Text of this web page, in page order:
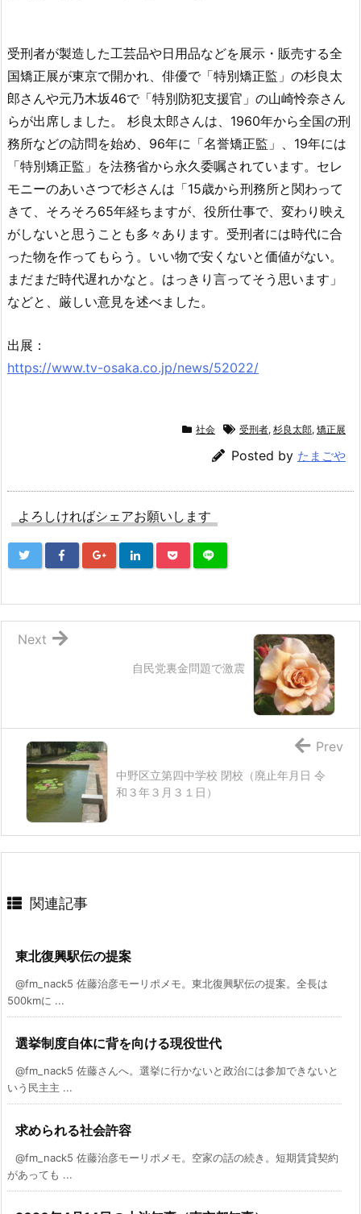
受刑者が製造した工芸品や日用品などを展示・販売する全
国矯正展が東京で開かれ、俳優で「特別矯正監」の杉良太
郎さんや元乃木坂46で「特別防犯支援官」の山崎怜奈さん
らが出席しました。 杉良太郎さんは、1960年から全国の刑
務所などの訪問を始め、96年に「名誉矯正監」、19年には
「特別矯正監」を法務省から永久委嘱されています。セレ
モニーのあいさつで杉さんは「15歳から刑務所と関わって
きて、そろそろ65年経ちますが、役所仕事で、変わり映え
がしないと思うことも多々あります。受刑者には時代に合
った物を作ってもらう。いい物で安くないと価値がない。
まだまだ時代遅れかなと。はっきり言ってそう思います」
などと、厳しい意見を述べました。
出展：
https://www.tv-osaka.co.jp/news/52022/
社会 受刑者, 杉良太郎, 矯正展
Posted by たまごや
よろしければシェアお願いします
自民党裏金問題で激震
Next
中野区立第四中学校 閉校（廃止年月日 令
和３年３月３１日）
Prev
関連記事
東北復興駅伝の提案
@fm_nack5 佐藤治彦モーリポメモ。東北復興駅伝の提案。全長は
500kmに ...
選挙制度自体に背を向ける現役世代
@fm_nack5 佐藤さんへ。選挙に行かないと政治には参加できないと
いう民主主 ...
求められる社会許容
@fm_nack5 佐藤治彦モーリポメモ。空家の話の続き。短期賃貸契約
があっても ...